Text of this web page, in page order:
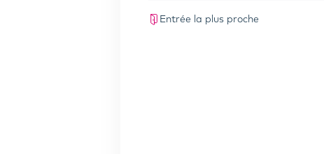
Entrée la plus proche